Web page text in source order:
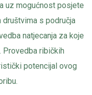
uz mogućnost posjete
s područja
natjecanja za koje
Provedba ribičkih
potencijal ovog